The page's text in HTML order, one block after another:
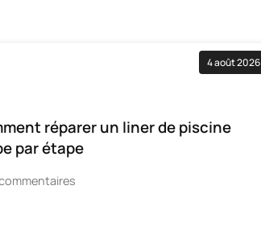
4 août 2026
réparer un liner de piscine
par étape